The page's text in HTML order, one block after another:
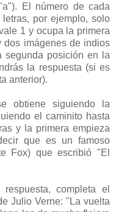
El número de cada
por ejemplo, solo
1 y ocupa la primera
dos imágenes de indios
posición en la
la respuesta (si es
anterior).
obtiene siguiendo la
el caminito hasta
y la primera empieza
que es un famoso
Fox) que escribió "El
completa el
Julio Verne: "La vuelta